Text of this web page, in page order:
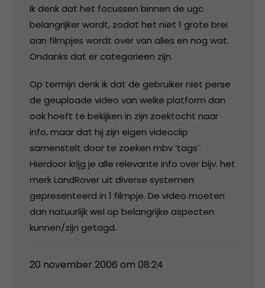
Ik denk dat het focussen binnen de ugc
belangrijker wordt, zodat het niet 1 grote brei
aan filmpjes wordt over van alles en nog wat.
Ondanks dat er categorieen zijn.
Op termijn denk ik dat de gebruiker niet perse
de geuploade video van welke platform dan
ook hoeft te bekijken in zijn zoektocht naar
info, maar dat hij zijn eigen videoclip
samenstelt door te zoeken mbv ’tags’.
Hierdoor krijg je alle relevante info over bijv. het
merk LandRover uit diverse systemen
gepresenteerd in 1 filmpje. De video moeten
dan natuurlijk wel op belangrijke aspecten
kunnen/zijn getagd.
20 november 2006 om 08:24